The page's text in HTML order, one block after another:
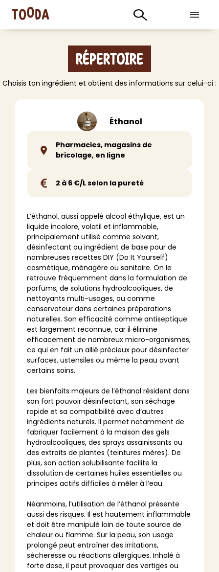
Répertoire
Choisis ton ingrédient et obtient des informations sur celui-ci :
Éthanol
Pharmacies, magasins de
bricolage, en ligne
2 à 6 €/L selon la pureté
L’éthanol, aussi appelé alcool éthylique, est un
liquide incolore, volatil et inflammable,
principalement utilisé comme solvant,
désinfectant ou ingrédient de base pour de
nombreuses recettes DIY (Do It Yourself)
cosmétique, ménagère ou sanitaire. On le
retrouve fréquemment dans la formulation de
parfums, de solutions hydroalcooliques, de
nettoyants multi-usages, ou comme
conservateur dans certaines préparations
naturelles. Son efficacité comme antiseptique
est largement reconnue, car il élimine
efficacement de nombreux micro-organismes,
ce qui en fait un allié précieux pour désinfecter
surfaces, ustensiles ou même la peau avant
certains soins.
Les bienfaits majeurs de l’éthanol résident dans
son fort pouvoir désinfectant, son séchage
rapide et sa compatibilité avec d’autres
ingrédients naturels. Il permet notamment de
fabriquer facilement à la maison des gels
hydroalcooliques, des sprays assainissants ou
des extraits de plantes (teintures mères). De
plus, son action solubilisante facilite la
dissolution de certaines huiles essentielles ou
principes actifs difficiles à mêler à l’eau.
Néanmoins, l’utilisation de l’éthanol présente
aussi des risques. Il est hautement inflammable
et doit être manipulé loin de toute source de
chaleur ou flamme. Sur la peau, son usage
prolongé peut entraîner des irritations,
sécheresse ou réactions allergiques. Inhalé à
forte dose, il peut provoquer des vertiges ou